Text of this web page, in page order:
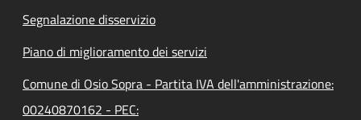
Segnalazione disservizio
Piano di miglioramento dei servizi
Comune di Osio Sopra - Partita IVA dell'amministrazione:
00240870162 - PEC: